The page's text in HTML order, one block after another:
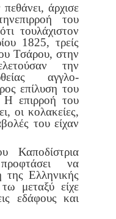
άρχισε
επιρροή του
τουλάχιστον
1825, τρείς
Τσάρου, στην
την
αγγλο-
επίλυση του
Η επιρροήτου
οι κολακείες,
του είχαν
Καποδίστρια
σει να
της Ελληνικής
τω μεταξύ είχε
εδάφους και